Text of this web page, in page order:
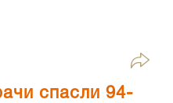
спасли 94-